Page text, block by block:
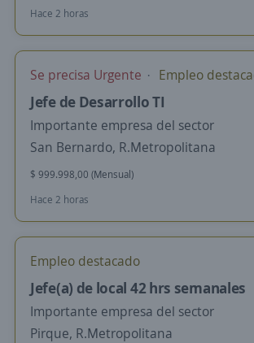
Hace 2 horas
Se precisa Urgente Empleo
Jefe de Desarrollo TI
Importante empresa del sector
San Bernardo, R.Metropolitana
$ 999.998,00 (Mensual)
Hace 2 horas
Empleo destacado
Jefe(a) de local 42 hrs semanales
Importante empresa del sector
Pirque, R.Metropolitana